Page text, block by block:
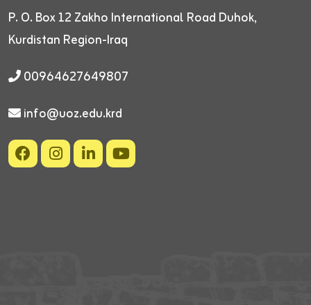
P. O. Box 12 Zakho International Road Duhok,
Kurdistan Region-Iraq
00964627649807
info@uoz.edu.krd